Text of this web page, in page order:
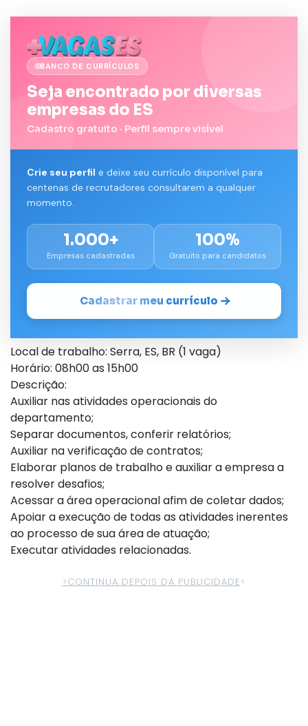
BANCO DE CURRÍCULOS
Seja encontrado por diversas
empresas do ES
Cadastro gratuito · Perfil sempre visível
Crie seu perfil e deixe seu currículo disponível para
centenas de recrutadores consultarem a qualquer
momento.
1.000+
Empresas cadastradas
100%
Gratuito para candidatos
Cadastrar meu currículo
Local de trabalho: Serra, ES, BR (1 vaga)
Horário: 08h00 as 15h00
Descrição:
Auxiliar nas atividades operacionais do
departamento;
Separar documentos, conferir relatórios;
Auxiliar na verificação de contratos;
Elaborar planos de trabalho e auxiliar a empresa a
resolver desafios;
Acessar a área operacional afim de coletar dados;
Apoiar a execução de todas as atividades inerentes
ao processo de sua área de atuação;
Executar atividades relacionadas.
>CONTINUA DEPOIS DA PUBLICIDADE<